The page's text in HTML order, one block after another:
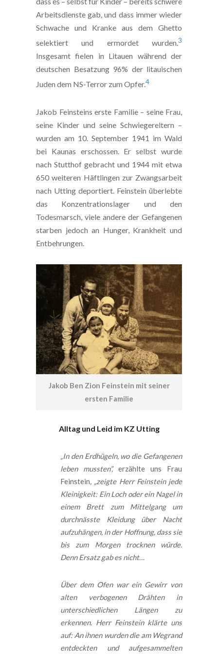
Arbeitsdienste gab, und dass immer wieder
Schwache und Kranke aus dem Ghetto
selektiert und ermordet wurden.3
Insgesamt fielen in Litauen während der
deutschen Besatzung 96% der litauischen
Juden dem NS-Terror zum Opfer.4
Jakob Feinsteins erste Familie – seine Frau,
seine Kinder und seine Schwiegereltern –
wurden am 10. September 1941 im Wald
bei Kaunas erschossen. Er selbst wurde
nach Stutthof gebracht und 1944 mit etwa
650 weiteren Häftlingen zur Zwangsarbeit
nach Utting deportiert. Feinstein überlebte
das Konzentrationslager und den
Todesmarsch, viele andere der Gefangenen
starben jedoch an Hunger, Krankheit und
Entbehrungen.
Jakob Ben Zion Feinstein mit seiner
ersten Familie
Alltag und Leid im KZ Utting
„In den Erdhügeln, wo die Gefangenen
leben mussten”, erzählte uns Frau
Feinstein, „zeigte Herr Feinstein jede
Kleinigkeit: Ein Loch oder ein Nagel in
einem Brett zum Mittelgang um
durchnässte Kleidung über Nacht
aufzuhängen, in der Hoffnung, dass sie
bis zum Morgen trocknen würde.
Denn Ersatz gab es nicht…
Über dem Ofen war ein Gewirr von
alten verbogenen Drähten in
unterschiedlichen Längen zu
erkennen. Herr Feinstein klärte uns
auf: An ihnen wurden die am Wegrand
entdeckten und aufgesammelten